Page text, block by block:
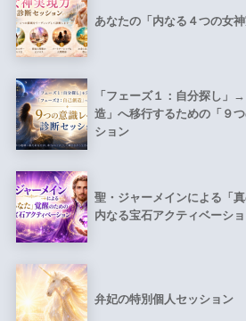
あなたの「内なる４つの女
「フェーズ１：自分探し」
造」へ移行するための「９
ション
聖・ジャーメインによる「
内なる宝石アクティベーシ
弁妃の特別個人セッション